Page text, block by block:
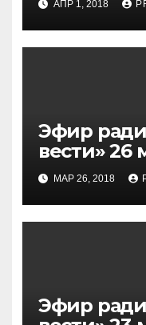
АПР 1, 2018
Эфир
вести» 26
МАР 26, 2018
Эфир